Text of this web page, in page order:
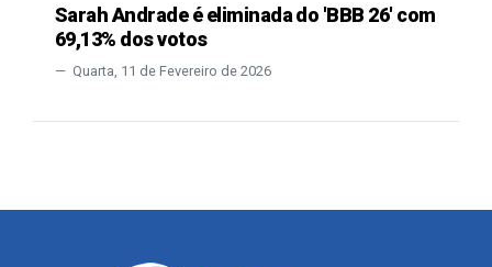
Sarah Andrade é eliminada do 'BBB 26' com
69,13% dos votos
Quarta, 11 de Fevereiro de 2026